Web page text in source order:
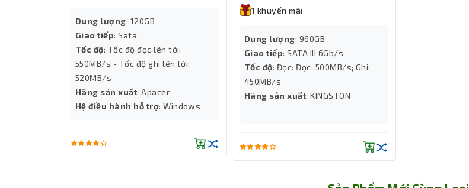
Dung lượng: 120GB
Giao tiếp: Sata
Tốc độ: Tốc độ đọc lên tới:
550MB/s - Tốc độ ghi lên tới:
520MB/s
Hãng sản xuất: Apacer
Hệ điều hành hỗ trợ: Windows
1 khuyến mãi
Dung lượng: 960GB
Giao tiếp: SATA III 6Gb/s
Tốc độ: Đọc: Đọc: 500MB/s; Ghi:
450MB/s
Hãng sản xuất: KINGSTON